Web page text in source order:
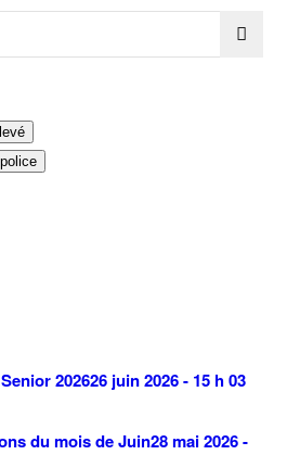
202626 juin 2026 - 15 h 03
du mois de Juin28 mai 2026 -